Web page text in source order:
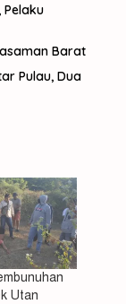
Pelaku
Barat
Pulau, Dua
Utan